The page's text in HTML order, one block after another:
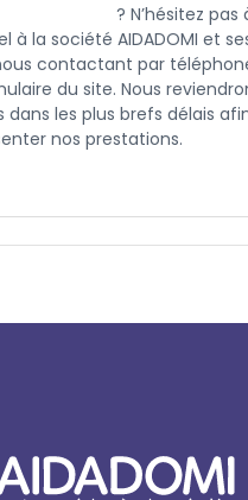
? N’hésitez pas
à la société AIDADOMI et
contactant par
du site. Nous
dans les plus brefs délais
nos prestations.